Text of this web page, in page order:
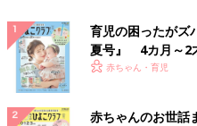
育児の困ったがズ
夏号』 4カ月～2
いっぱい！
赤ちゃん・育児
赤ちゃんのお世話